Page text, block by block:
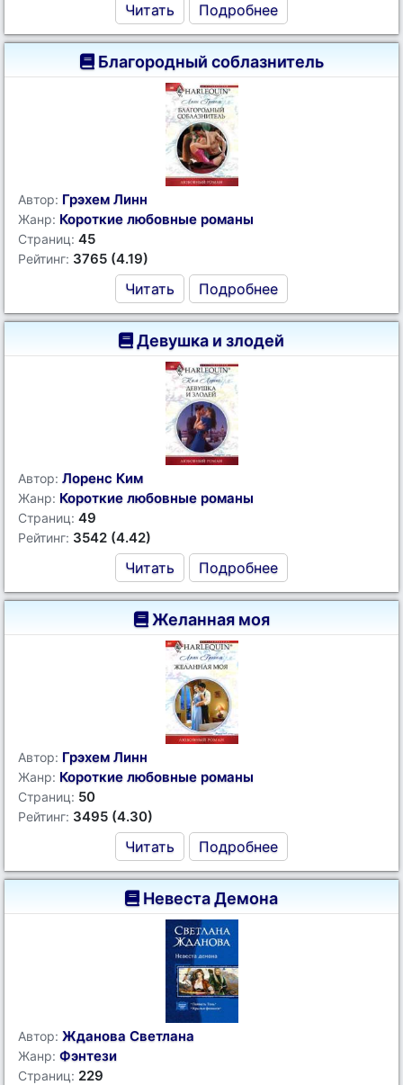
Читать Подробнее
Благородный соблазнитель
Автор: Грэхем Линн
Жанр: Короткие любовные романы
Страниц: 45
Рейтинг: 3765 (4.19)
Читать Подробнее
Девушка и злодей
Автор: Лоренс Ким
Жанр: Короткие любовные романы
Страниц: 49
Рейтинг: 3542 (4.42)
Читать Подробнее
Желанная моя
Автор: Грэхем Линн
Жанр: Короткие любовные романы
Страниц: 50
Рейтинг: 3495 (4.30)
Читать Подробнее
Невеста Демона
Автор: Жданова Светлана
Жанр: Фэнтези
Страниц: 229